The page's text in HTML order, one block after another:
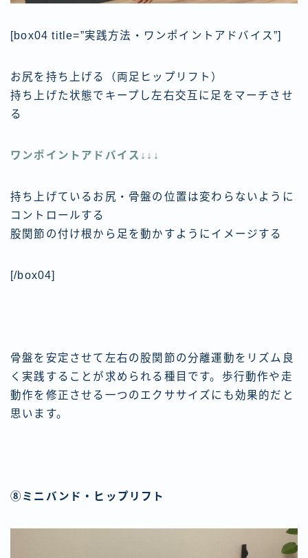
[box04 title=”実践方法・ワンポイントアドバイス”]
お尻を持ち上げる（両足ヒップリフト）
持ち上げた状態でキープし左右交互に足をマーチさせ
る
ワンポイントアドバイス↓↓↓
持ち上げているお尻・骨盤の位置は変わらないように
コントロールする
股関節の付け根から足を動かすようにイメージする
[/box04]
骨盤を安定させて左右の股関節の分離運動をリズム良
く実践することが求められる種目です。歩行動作や走
動作を修正させる一つのエクササイズにも効果的だと
思います。
⑧ミニバンド・ヒップリフト